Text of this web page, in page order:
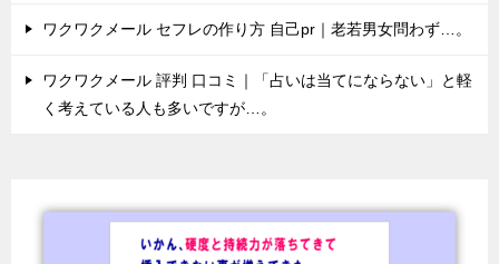
ワクワクメール セフレの作り方 自己pr｜老若男女問わず…。
ワクワクメール 評判 口コミ｜「占いは当てにならない」と軽
く考えている人も多いですが…。